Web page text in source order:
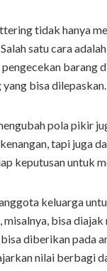
tidak hanya
satu cara
barang
yang bisa dilepaskan.
pola pikir
tapi juga
keputusan untuk
keluarga
bisa diajak
diberikan pada
nilai berbagi